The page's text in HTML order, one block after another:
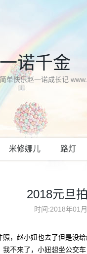
一诺千金
简单快乐赵一诺成长记
米修娜儿 路灯
2018元旦
时间:2018年01
，赵小妞也去了但是没
不来了，小妞想坐公交